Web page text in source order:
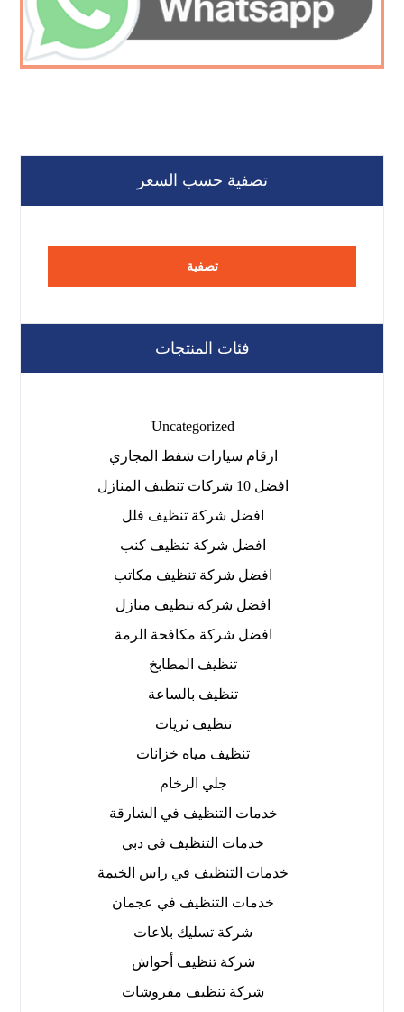
تصفية حسب السعر
تصفية
فئات المنتجات
Uncategorized
ارقام سيارات شفط المجاري
افضل 10 شركات تنظيف المنازل
افضل شركة تنظيف فلل
افضل شركة تنظيف كنب
افضل شركة تنظيف مكاتب
افضل شركة تنظيف منازل
افضل شركة مكافحة الرمة
تنظيف المطابخ
تنظيف بالساعة
تنظيف ثريات
تنظيف مياه خزانات
جلي الرخام
خدمات التنظيف في الشارقة
خدمات التنظيف في دبي
خدمات التنظيف في راس الخيمة
خدمات التنظيف في عجمان
شركة تسليك بلاعات
شركة تنظيف أحواش
شركة تنظيف مفروشات